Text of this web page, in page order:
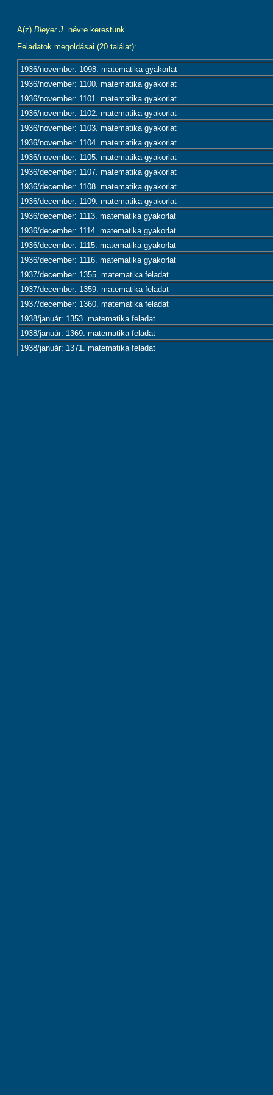
A(z) Bleyer J. névre kerestünk.
Feladatok megoldásai (20 találat):
1936/november: 1098. matematika gyakorlat
1936/november: 1100. matematika gyakorlat
1936/november: 1101. matematika gyakorlat
1936/november: 1102. matematika gyakorlat
1936/november: 1103. matematika gyakorlat
1936/november: 1104. matematika gyakorlat
1936/november: 1105. matematika gyakorlat
1936/december: 1107. matematika gyakorlat
1936/december: 1108. matematika gyakorlat
1936/december: 1109. matematika gyakorlat
1936/december: 1113. matematika gyakorlat
1936/december: 1114. matematika gyakorlat
1936/december: 1115. matematika gyakorlat
1936/december: 1116. matematika gyakorlat
1937/december: 1355. matematika feladat
1937/december: 1359. matematika feladat
1937/december: 1360. matematika feladat
1938/január: 1353. matematika feladat
1938/január: 1369. matematika feladat
1938/január: 1371. matematika feladat